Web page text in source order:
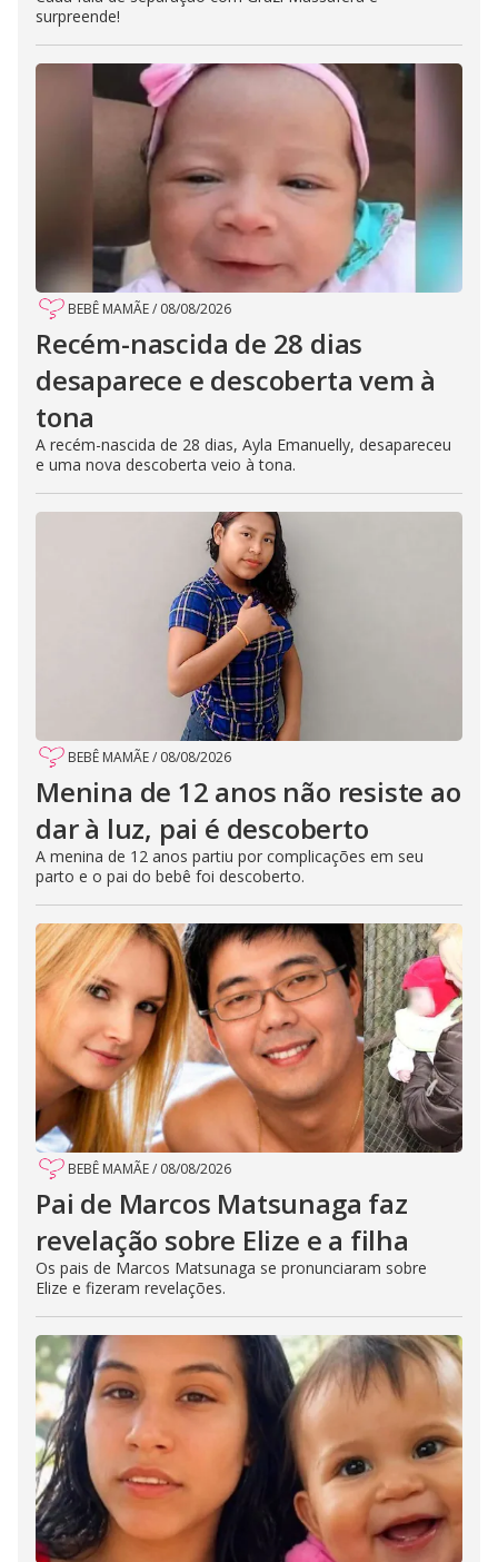
surpreende!
BEBÊ MAMÃE/ 08/08/2026
Recém-nascida de 28 dias
desaparece e descoberta vem à
tona
A recém-nascida de 28 dias, Ayla Emanuelly, desapareceu
e uma nova descoberta veio à tona.
BEBÊ MAMÃE/ 08/08/2026
Menina de 12 anos não resiste ao
dar à luz, pai é descoberto
A menina de 12 anos partiu por complicações em seu
parto e o pai do bebê foi descoberto.
BEBÊ MAMÃE/ 08/08/2026
Pai de Marcos Matsunaga faz
revelação sobre Elize e a filha
Os pais de Marcos Matsunaga se pronunciaram sobre
Elize e fizeram revelações.